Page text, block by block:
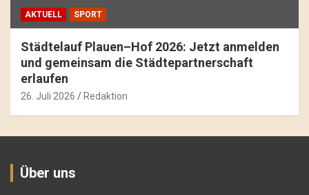
AKTUELL SPORT
Städtelauf Plauen–Hof 2026: Jetzt anmelden
und gemeinsam die Städtepartnerschaft
erlaufen
26. Juli 2026 Redaktion
Über uns